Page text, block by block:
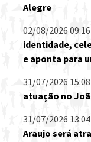
Alegre
02/08/2026 09:16
identidade,
e aponta para
31/07/2026 15:08
atuação no
31/07/2026 13:04
Araujo será